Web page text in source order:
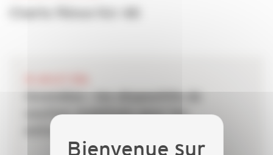
soutien mobilisés pour les